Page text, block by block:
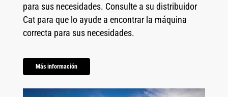
para sus necesidades. Consulte a su distribuidor
Cat para que lo ayude a encontrar la máquina
correcta para sus necesidades.
Más información